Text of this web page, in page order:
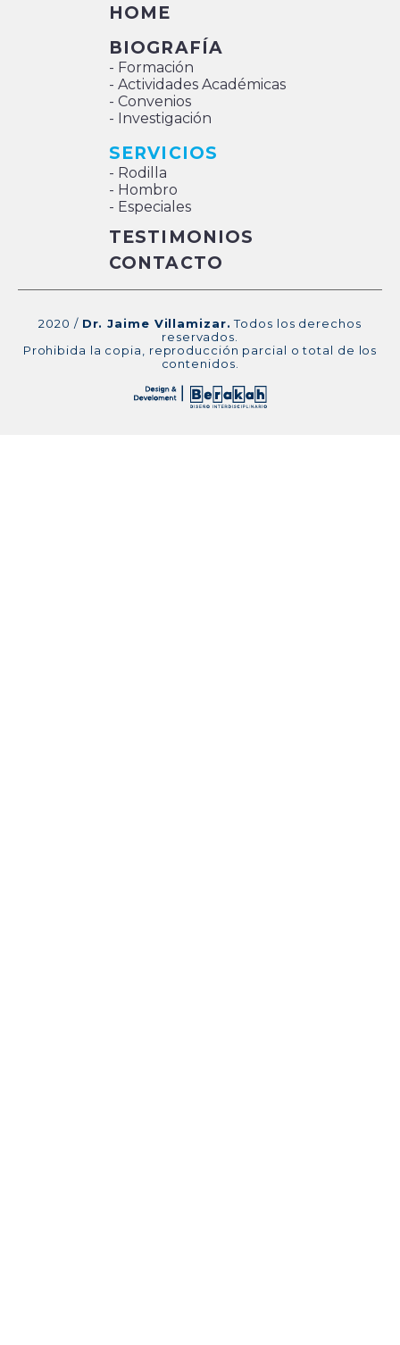
HOME
BIOGRAFÍA
- Formación
- Actividades Académicas
- Convenios
- Investigación
SERVICIOS
- Rodilla
- Hombro
- Especiales
TESTIMONIOS
CONTACTO
2020 / Dr. Jaime Villamizar. Todos los derechos
reservados.
Prohibida la copia, reproducción parcial o total de los
contenidos.